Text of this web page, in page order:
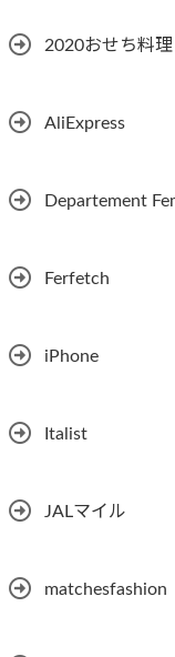
2020おせち料理
AliExpress
Departement
Ferfetch
iPhone
Italist
JALマイル
matchesfashion